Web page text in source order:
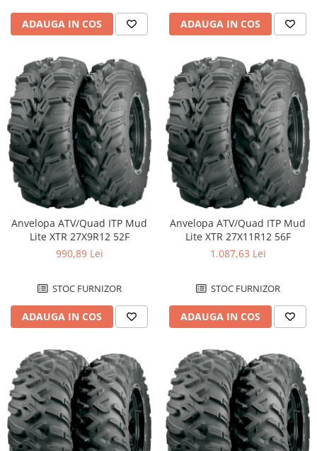
ADAUGA IN COS ADAUGA IN COS
Anvelopa ATV/Quad ITP Mud
Lite XTR 27X9R12 52F
990,89 Lei
STOC FURNIZOR
ADAUGA IN COS
Anvelopa ATV/Quad ITP Mud
Lite XTR 27X11R12 56F
1.087,63 Lei
STOC FURNIZOR
ADAUGA IN COS